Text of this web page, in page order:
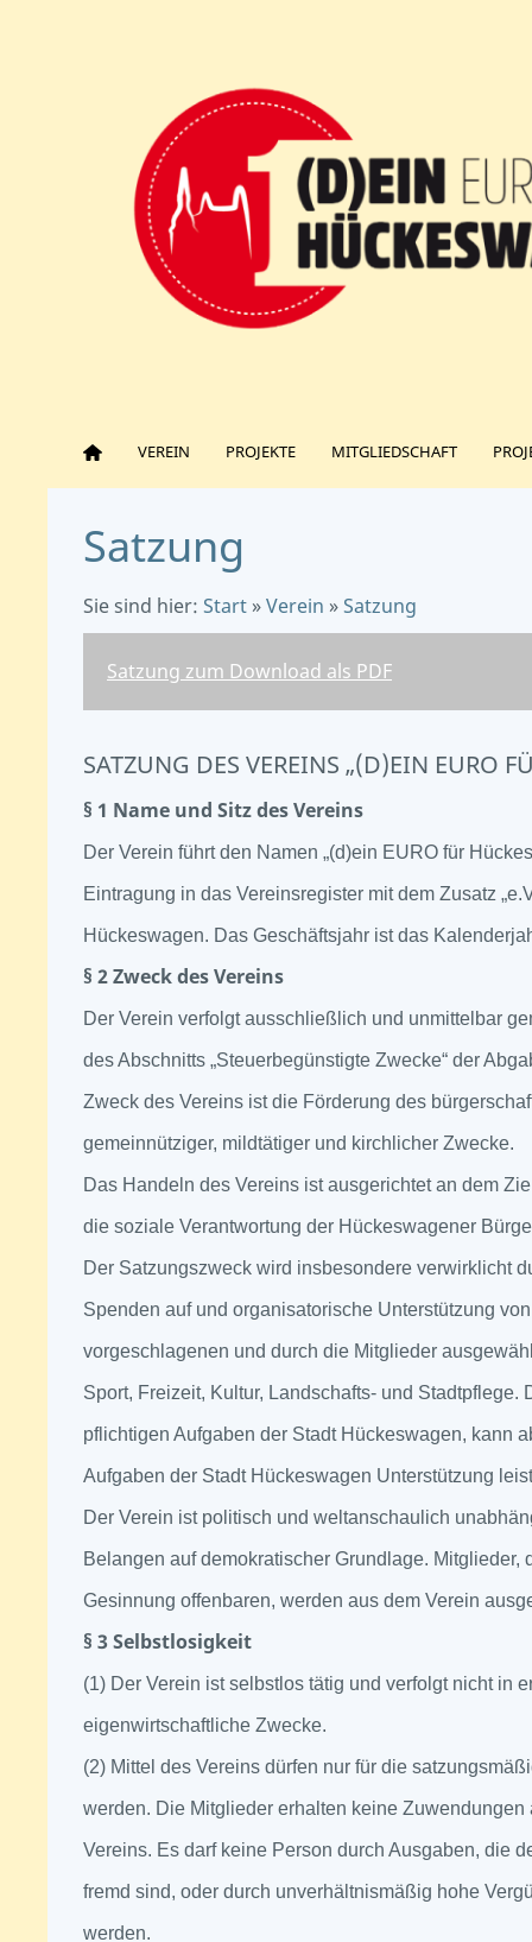
VEREIN PROJEKTE MITGLIEDSCHAFT
Satzung
Sie sind hier: Start »Verein »Satzung
Satzung zum Download als PDF
SATZUNG DES VEREINS „(D)EIN EURO
§ 1 Name und Sitz des Vereins
Der Verein führt den Namen „(d)ein EURO für
Eintragung in das Vereinsregister mit dem Zusatz
Hückeswagen. Das Geschäftsjahr ist das
§ 2 Zweck des Vereins
Der Verein verfolgt ausschließlich und unmittelbar
des Abschnitts „Steuerbegünstigte Zwecke“ der
Zweck des Vereins ist die Förderung des
gemeinnütziger, mildtätiger und kirchlicher Zwecke.
Das Handeln des Vereins ist ausgerichtet an dem
die soziale Verantwortung der Hückeswagener
Der Satzungszweck wird insbesondere verwirklicht
Spenden auf und organisatorische Unterstützung
vorgeschlagenen und durch die Mitglieder
Sport, Freizeit, Kultur, Landschafts- und Stadtpflege.
pflichtigen Aufgaben der Stadt Hückeswagen, kann
Aufgaben der Stadt Hückeswagen Unterstützung
Der Verein ist politisch und weltanschaulich
Belangen auf demokratischer Grundlage. Mitglieder,
Gesinnung offenbaren, werden aus dem Verein
§ 3 Selbstlosigkeit
(1) Der Verein ist selbstlos tätig und verfolgt nicht in
eigenwirtschaftliche Zwecke.
(2) Mittel des Vereins dürfen nur für die
werden. Die Mitglieder erhalten keine Zuwendungen
Vereins. Es darf keine Person durch Ausgaben, die
fremd sind, oder durch unverhältnismäßig hohe
werden.